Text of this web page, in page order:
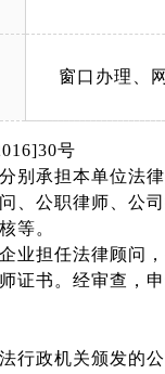
窗口办理、
号
别承担本单位法
、公职律师、公
等。
业担任法律顾问
证书。经审查，
行政机关颁发的